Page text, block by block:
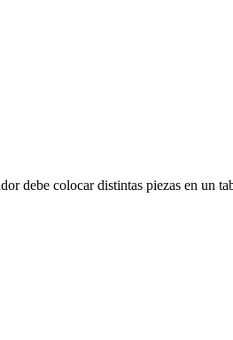
debe colocar distintas piezas en un